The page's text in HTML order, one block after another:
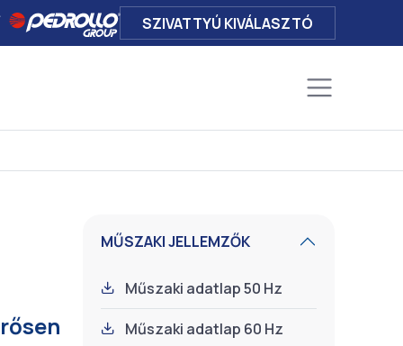
SZIVATTYÚ KIVÁLASZTÓ
MŰSZAKI JELLEMZŐK
Műszaki adatlap 50 Hz
Műszaki adatlap 60 Hz